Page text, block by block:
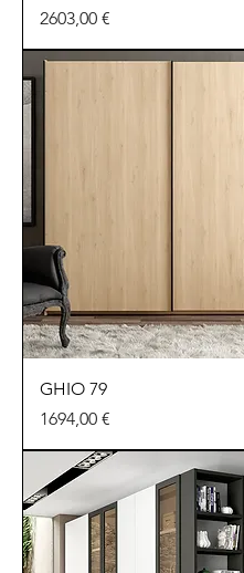
Precio
2603,00 €
GHIO 79
Precio
1694,00 €